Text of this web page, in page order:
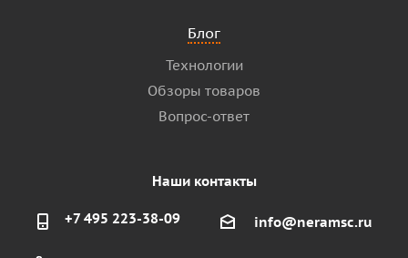
Блог
Технологии
Обзоры товаров
Вопрос-ответ
Наши контакты
+7 495 223-38-09 info@neramsc.ru